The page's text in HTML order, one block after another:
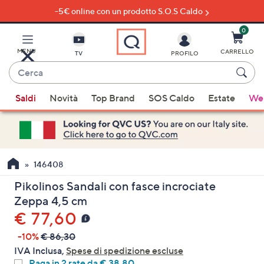
al
principale
-5€ online con un prodotto S.O.S Caldo
MENU TV
Cerca
sono
disponibili
suggerimenti,
usa
i
tasti
freccia
su
oppure
scorri
PROFILO
0
CARRELLO
Saldi Novità Top Brand SOS Caldo Estate
146408
Pikolinos Sandali con fasce incrociate
Zeppa 4,5 cm
€ 77,60
-10%€ 86,30
IVA Inclusa, Spese di spedizione escluse